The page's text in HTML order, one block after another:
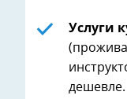
Услуги
дешевле.